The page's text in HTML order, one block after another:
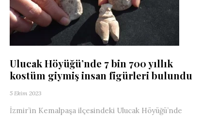
Ulucak Höyüğü’nde 7 bin 700 yıllık
kostüm giymiş insan figürleri bulundu
5 Ekim 2023
İzmir’in Kemalpaşa ilçesindeki Ulucak Höyüğü’nde